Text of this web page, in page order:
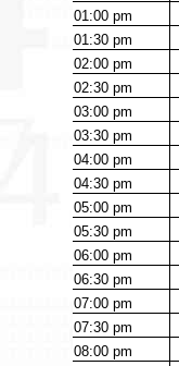
01:00pm
01:30pm
02:00pm
02:30pm
03:00pm
03:30pm
04:00pm
04:30pm
05:00pm
05:30pm
06:00pm
06:30pm
07:00pm
07:30pm
08:00pm